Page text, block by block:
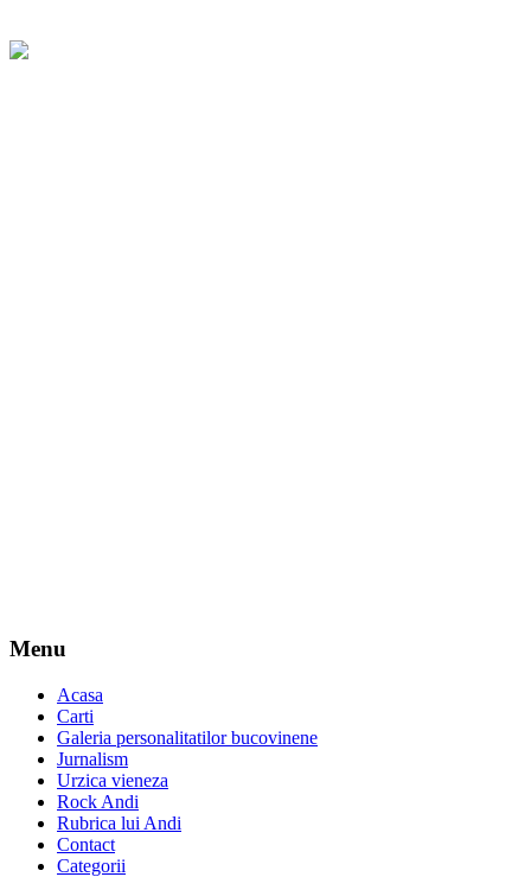
Menu
Acasa
Carti
Galeria personalitatilor bucovinene
Jurnalism
Urzica vieneza
Rock Andi
Rubrica lui Andi
Contact
Categorii